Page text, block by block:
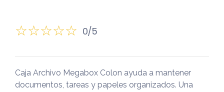
0/5
Caja Archivo Megabox Colon ayuda a mantener
documentos, tareas y papeles organizados. Una